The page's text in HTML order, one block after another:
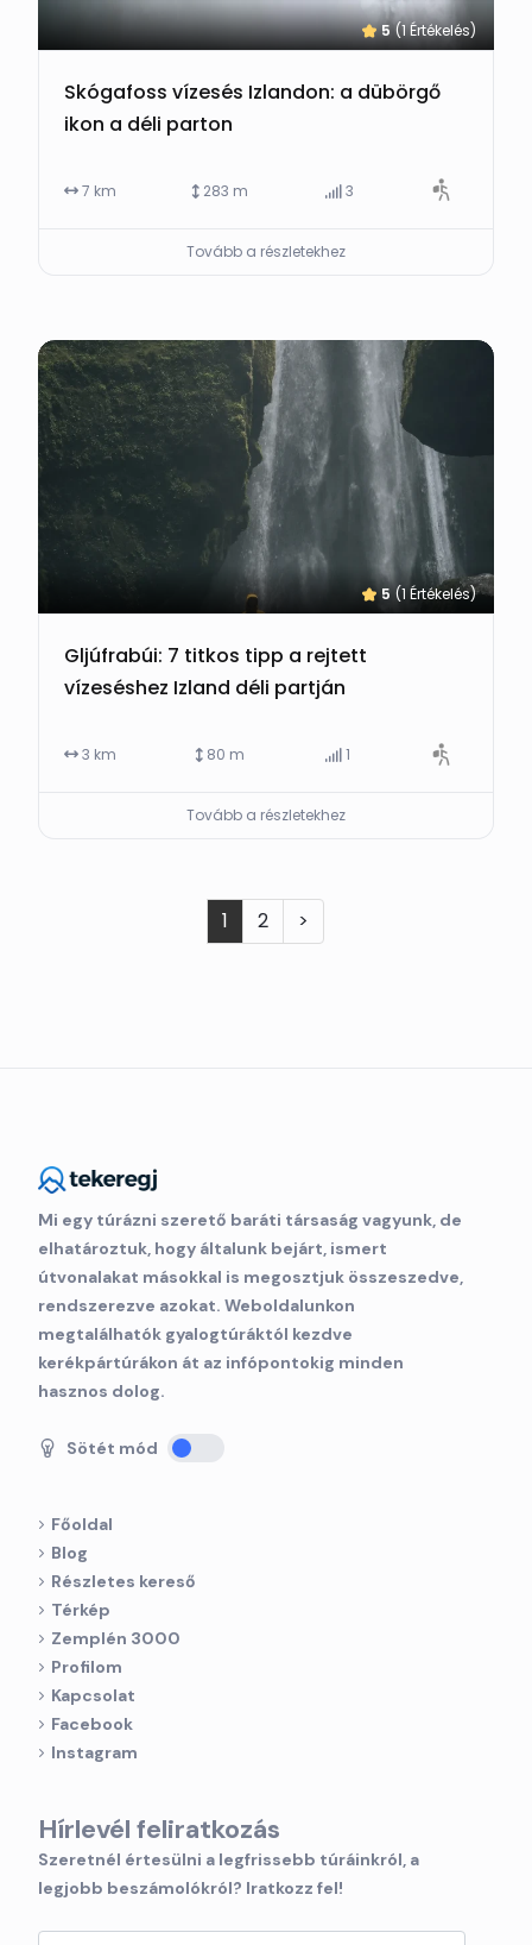
5 (1 Értékelés)
Skógafoss vízesés Izlandon: a dübörgő
ikon a déli parton
7 km 283 m 3
Tovább a részletekhez
5 (1 Értékelés)
Gljúfrabúi: 7 titkos tipp a rejtett
vízeséshez Izland déli partján
3 km 80 m 1
Tovább a részletekhez
1 2 >
Mi egy túrázni szerető baráti társaság vagyunk, de
elhatároztuk, hogy általunk bejárt, ismert
útvonalakat másokkal is megosztjuk összeszedve,
rendszerezve azokat. Weboldalunkon
megtalálhatók gyalogtúráktól kezdve
kerékpártúrákon át az infópontokig minden
hasznos dolog.
Sötét mód
Főoldal
Blog
Részletes kereső
Térkép
Zemplén 3000
Profilom
Kapcsolat
Facebook
Instagram
Hírlevél feliratkozás
Szeretnél értesülni a legfrissebb túráinkról, a
legjobb beszámolókról? Iratkozz fel!